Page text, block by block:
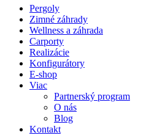
Pergoly
Zimné záhrady
Wellness a záhrada
Carporty
Realizácie
Konfigurátory
E-shop
Viac
Partnerský program
O nás
Blog
Kontakt